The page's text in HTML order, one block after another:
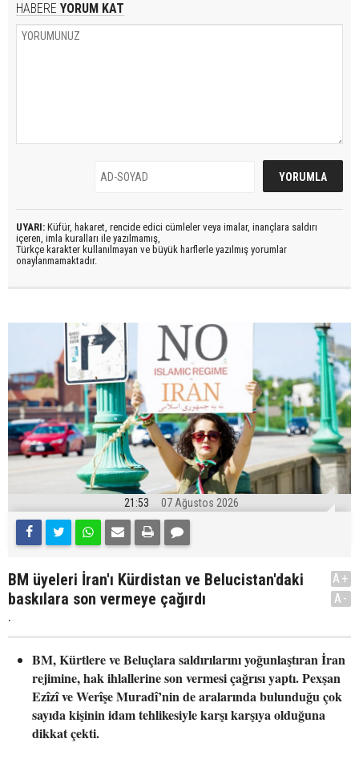
HABERE YORUM KAT
UYARI: Küfür, hakaret, rencide edici cümleler veya imalar, inançlara saldırı
içeren, imla kuralları ile yazılmamış,
Türkçe karakter kullanılmayan ve büyük harflerle yazılmış yorumlar
onaylanmamaktadır.
21:53 07 Ağustos 2026
BM üyeleri İran'ı Kürdistan ve Belucistan'daki
baskılara son vermeye çağırdı
.
A+
A-
BM, Kürtlere ve Beluçlara saldırılarını yoğunlaştıran İran
rejimine, hak ihlallerine son vermesi çağrısı yaptı. Pexşan
Ezîzî ve Werîşe Muradî’nin de aralarında bulunduğu çok
sayıda kişinin idam tehlikesiyle karşı karşıya olduğuna
dikkat çekti.